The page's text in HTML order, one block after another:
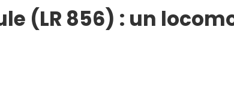
(LR 856) : un